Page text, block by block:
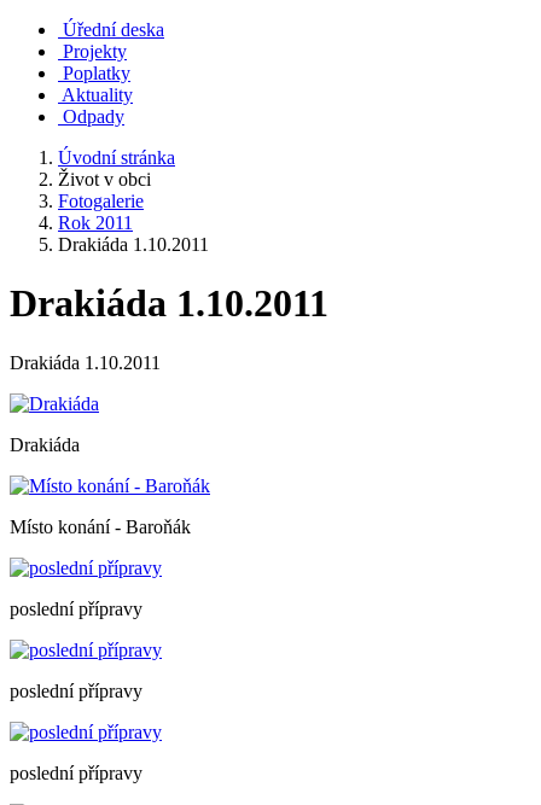
Úřední deska
Projekty
Poplatky
Aktuality
Odpady
Úvodní stránka
Život v obci
Fotogalerie
Rok 2011
Drakiáda 1.10.2011
Drakiáda 1.10.2011
Drakiáda 1.10.2011
Drakiáda
Místo konání - Baroňák
poslední přípravy
poslední přípravy
poslední přípravy